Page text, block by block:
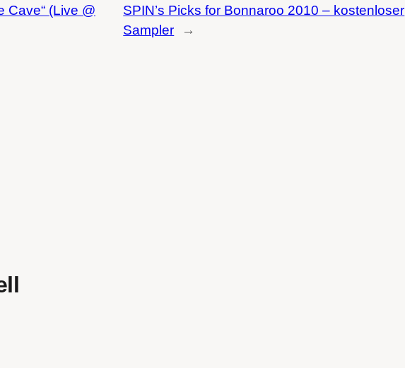
Cave“ (Live @
SPIN’s Picks for Bonnaroo 2010 – kostenloser
Sampler
→